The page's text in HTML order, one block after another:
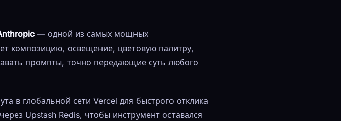
— одной из самых мощных
композицию, освещение, цветовую палитру,
промпты, точно передающие суть любого
в глобальной сети Vercel для быстрого отклика
Upstash Redis, чтобы инструмент оставался